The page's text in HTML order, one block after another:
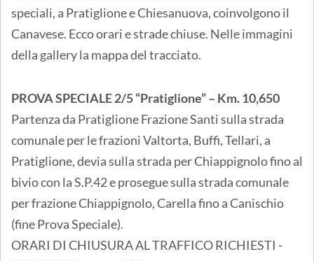
speciali, a Pratiglione e Chiesanuova, coinvolgono il
Canavese. Ecco orari e strade chiuse. Nelle immagini
della gallery la mappa del tracciato.
PROVA SPECIALE 2/5 “Pratiglione” – Km. 10,650
Partenza da Pratiglione Frazione Santi sulla strada
comunale per le frazioni Valtorta, Buffi, Tellari, a
Pratiglione, devia sulla strada per Chiappignolo fino al
bivio con la S.P.42 e prosegue sulla strada comunale
per frazione Chiappignolo, Carella fino a Canischio
(fine Prova Speciale).
ORARI DI CHIUSURA AL TRAFFICO RICHIESTI -